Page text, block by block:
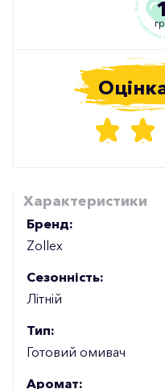
1
Характеристики
Бренд:
Zollex
Сезонність:
Літній
Тип:
Готовий омивач
Аромат: